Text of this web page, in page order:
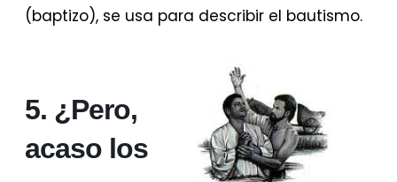
(baptizo), se usa para describir el bautismo.
5. ¿Pero,
acaso los